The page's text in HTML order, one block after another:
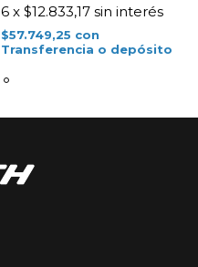
6 x $12.833,17 sin interés
$57.749,25 con
Transferencia o depósito